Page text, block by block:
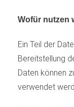
Wofür nutzen
Ein Teil der
Bereitstellung
Daten können
verwendet